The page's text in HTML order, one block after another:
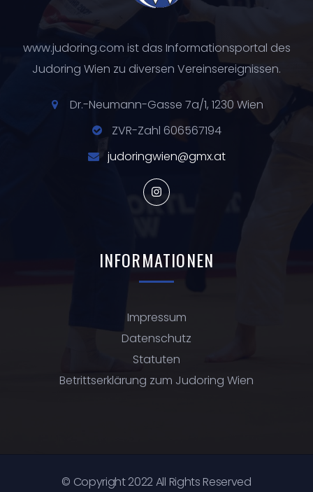
www.judoring.com ist das Informationsportal des
Judoring Wien zu diversen Vereinsereignissen.
Dr.-Neumann-Gasse 7a/1, 1230 Wien
ZVR-Zahl 606567194
judoringwien@gmx.at
INFORMATIONEN
Impressum
Datenschutz
Statuten
Betrittserklärung zum Judoring Wien
© Copyright 2022 All Rights Reserved